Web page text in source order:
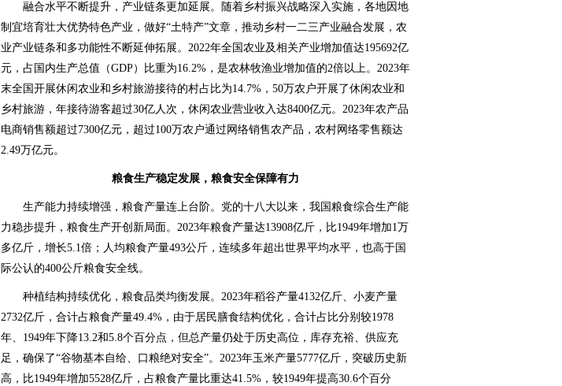
融合水平不断提升，产业链条更加延展。随着乡村振兴战略深入实施，各地因地
制宜培育壮大优势特色产业，做好“土特产”文章，推动乡村一二三产业融合发展，农
业产业链条和多功能性不断延伸拓展。2022年全国农业及相关产业增加值达195692亿
元，占国内生产总值（GDP）比重为16.2%，是农林牧渔业增加值的2倍以上。2023年
末全国开展休闲农业和乡村旅游接待的村占比为14.7%，50万农户开展了休闲农业和
乡村旅游，年接待游客超过30亿人次，休闲农业营业收入达8400亿元。2023年农产品
电商销售额超过7300亿元，超过100万农户通过网络销售农产品，农村网络零售额达
2.49万亿元。
粮食生产稳定发展，粮食安全保障有力
生产能力持续增强，粮食产量连上台阶。党的十八大以来，我国粮食综合生产能
力稳步提升，粮食生产开创新局面。2023年粮食产量达13908亿斤，比1949年增加1万
多亿斤，增长5.1倍；人均粮食产量493公斤，连续多年超出世界平均水平，也高于国
际公认的400公斤粮食安全线。
种植结构持续优化，粮食品类均衡发展。2023年稻谷产量4132亿斤、小麦产量
2732亿斤，合计占粮食产量49.4%，由于居民膳食结构优化，合计占比分别较1978
年、1949年下降13.2和5.8个百分点，但总产量仍处于历史高位，库存充裕、供应充
足，确保了“谷物基本自给、口粮绝对安全”。2023年玉米产量5777亿斤，突破历史新
高，比1949年增加5528亿斤，占粮食产量比重达41.5%，较1949年提高30.6个百分